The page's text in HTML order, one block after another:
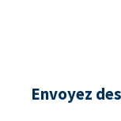
Envoyez